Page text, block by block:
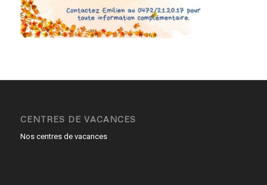
CENTRES DE VACANCES
Nos centres de vacances